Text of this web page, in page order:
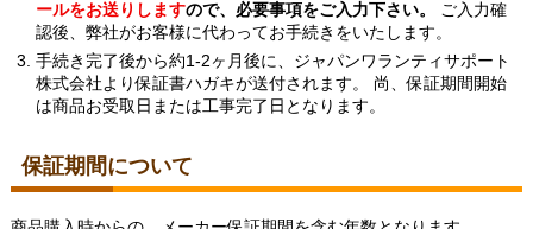
ールをお送りしますので、必要事項をご入力下さい。
ご入力確
認後、弊社がお客様に代わってお手続きをいたします。
手続き完了後から約1-2ヶ月後に、ジャパンワランティサポート
株式会社より保証書ハガキが送付されます。 尚、保証期間開始
は商品お受取日または工事完了日となります。
保証期間について